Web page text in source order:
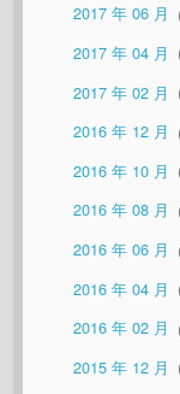
2017 年 06 月
2017 年 04 月
2017 年 02 月
2016 年 12 月
2016 年 10 月
2016 年 08 月
2016 年 06 月
2016 年 04 月
2016 年 02 月
2015 年 12 月